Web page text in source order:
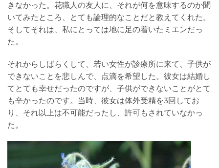
きなかった。花職人の友人に、それが何を意味するのか聞
いてみたところ、とても論理的なことだと教えてくれた。
そしてそれは、私にとっては地に足の着いたミエンだっ
た。
それからしばらくして、若い女性が診療所に来て、子供が
できないことを悲しんで、点滴を希望した。彼女は結婚し
てとても幸せだったのですが、子供ができないことがとて
も辛かったのです。当時、彼女は体外受精を3回してお
り、それ以上は不可能だったし、許可もされていなかっ
た。